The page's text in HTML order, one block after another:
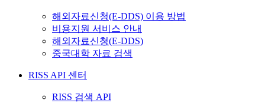
해외자료신청(E-DDS) 이용 방법
비용지원 서비스 안내
해외자료신청(E-DDS)
중국대학 자료 검색
RISS API 센터
RISS 검색 API